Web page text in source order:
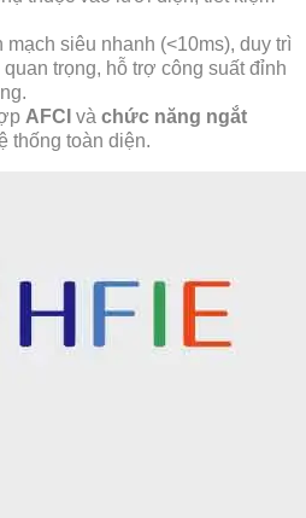
mạch siêu nhanh (<10ms), duy trì
trọng, hỗ trợ công suất đỉnh
AFCI và chức năng ngắt
thống toàn diện.